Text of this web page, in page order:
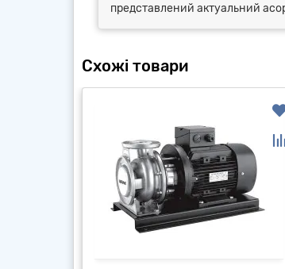
представлений актуальний
Схожі товари